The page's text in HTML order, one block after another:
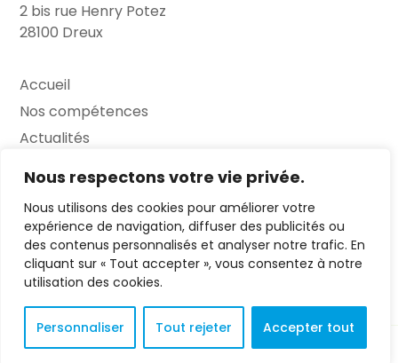
Nous respectons votre vie privée.
Nous utilisons des cookies pour améliorer votre
expérience de navigation, diffuser des publicités ou
des contenus personnalisés et analyser notre trafic. En
cliquant sur « Tout accepter », vous consentez à notre
utilisation des cookies.
Personnaliser Tout rejeter Accepter tout
2 bis rue Henry Potez
28100 Dreux
Accueil
Nos compétences
Actualités
Contact
FAQ
Mentions légales
© 2023 L'Entretien